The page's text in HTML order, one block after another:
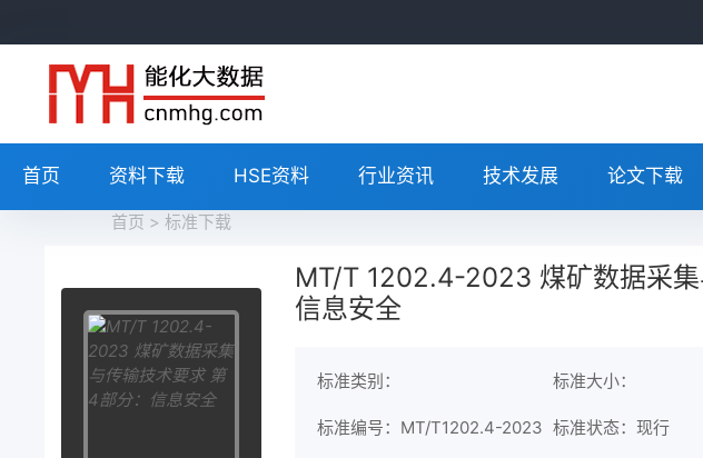
首页 资料下载 HSE资料 行业资讯 技术发展 论文下载
首页 > 标准下载
MT/T 1202.4-2023 煤矿数据采集
信息安全
标准类别： 标准大小：
标准编号：MT/T1202.4-2023 标准状态：现行